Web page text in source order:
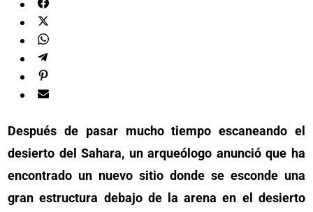
Después de pasar mucho tiempo escaneando el
desierto del Sahara, un arqueólogo anunció que ha
encontrado un nuevo sitio donde se esconde una
gran estructura debajo de la arena en el desierto